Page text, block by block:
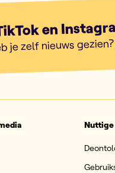
en
je zelf nieuws
Nuttige